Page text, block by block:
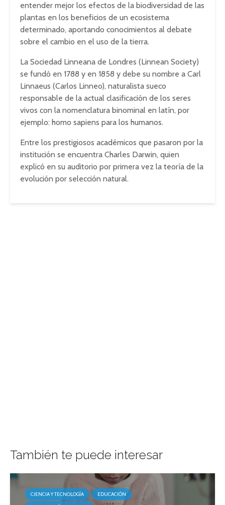
entender mejor los efectos de la biodiversidad de las
plantas en los beneficios de un ecosistema
determinado, aportando conocimientos al debate
sobre el cambio en el uso de la tierra.
La Sociedad Linneana de Londres (Linnean Society)
se fundó en 1788 y en 1858 y debe su nombre a Carl
Linnaeus (Carlos Linneo), naturalista sueco
responsable de la actual clasificación de los seres
vivos con la nomenclatura binominal en latín, por
ejemplo: homo sapiens para los humanos.
Entre los prestigiosos académicos que pasaron por la
institución se encuentra Charles Darwin, quien
explicó en su auditorio por primera vez la teoría de la
evolución por selección natural.
También te puede interesar
CIENCIA Y TECNOLOGÍA
EDUCACIÓN